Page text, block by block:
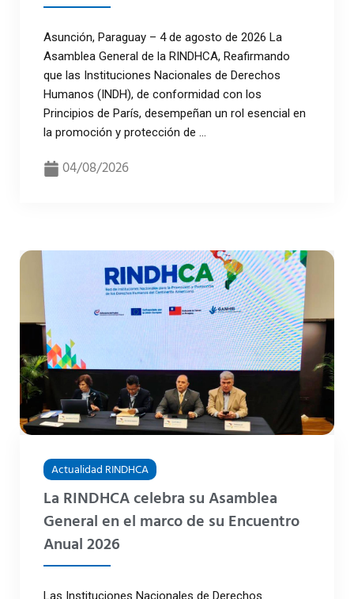
Asunción, Paraguay – 4 de agosto de 2026 La
Asamblea General de la RINDHCA, Reafirmando
que las Instituciones Nacionales de Derechos
Humanos (INDH), de conformidad con los
Principios de París, desempeñan un rol esencial en
la promoción y protección de ...
04/08/2026
Actualidad RINDHCA
La RINDHCA celebra su Asamblea
General en el marco de su Encuentro
Anual 2026
Las Instituciones Nacionales de Derechos